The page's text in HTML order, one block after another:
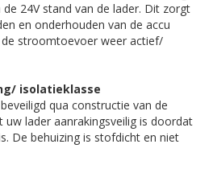
24V stand van de lader. Dit zorgt
en onderhouden van de accu
stroomtoevoer weer actief/
isolatieklasse
qua constructie van de
uw lader aanrakingsveilig is doordat
De behuizing is stofdicht en niet